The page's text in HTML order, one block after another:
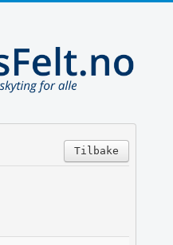
Tilbake